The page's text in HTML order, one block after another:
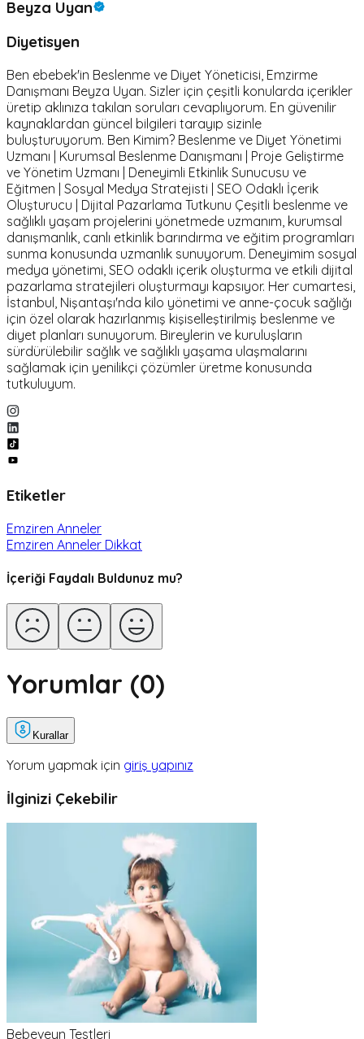
Beyza Uyan
Diyetisyen
Ben ebebek'in Beslenme ve Diyet Yöneticisi, Emzirme
Danışmanı Beyza Uyan. Sizler için çeşitli konularda içerikler
üretip aklınıza takılan soruları cevaplıyorum. En güvenilir
kaynaklardan güncel bilgileri tarayıp sizinle
buluşturuyorum. Ben Kimim? Beslenme ve Diyet Yönetimi
Uzmanı | Kurumsal Beslenme Danışmanı | Proje Geliştirme
ve Yönetim Uzmanı | Deneyimli Etkinlik Sunucusu ve
Eğitmen | Sosyal Medya Stratejisti | SEO Odaklı İçerik
Oluşturucu | Dijital Pazarlama Tutkunu Çeşitli beslenme ve
sağlıklı yaşam projelerini yönetmede uzmanım, kurumsal
danışmanlık, canlı etkinlik barındırma ve eğitim programları
sunma konusunda uzmanlık sunuyorum. Deneyimim sosyal
medya yönetimi, SEO odaklı içerik oluşturma ve etkili dijital
pazarlama stratejileri oluşturmayı kapsıyor. Her cumartesi,
İstanbul, Nişantaşı'nda kilo yönetimi ve anne-çocuk sağlığı
için özel olarak hazırlanmış kişiselleştirilmiş beslenme ve
diyet planları sunuyorum. Bireylerin ve kuruluşların
sürdürülebilir sağlık ve sağlıklı yaşama ulaşmalarını
sağlamak için yenilikçi çözümler üretme konusunda
tutkuluyum.
Etiketler
Emziren Anneler
Emziren Anneler Dikkat
İçeriği Faydalı Buldunuz mu?
Yorumlar (0)
Kurallar
Yorum yapmak için giriş yapınız
İlginizi Çekebilir
Bebeveyn Testleri